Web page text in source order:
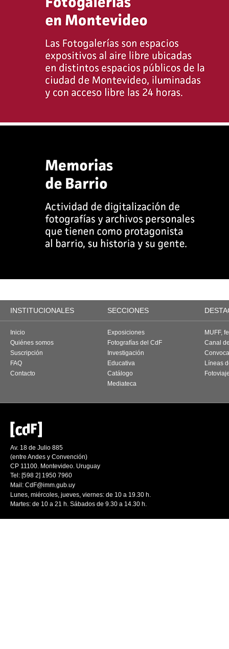
INSTITUCIONALES SECCIONES
Inicio
Quiénes somos
Suscripción
FAQ
Contacto
Exposiciones
Fotografías del CdF
Investigación
Educativa
Catálogo
Mediateca
MUFF,
Canal
Líneas
Av. 18 de Julio 885
(entre Andes y Convención)
CP 11100. Montevideo. Uruguay
Tel: [598 2] 1950 7960
Mail: CdF@imm.gub.uy
Lunes, miércoles, jueves, viernes: de 10 a 19.30 h.
Martes: de 10 a 21 h. Sábados de 9.30 a 14.30 h.